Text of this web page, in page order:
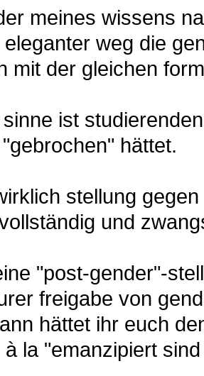
meines wissens
weg die
mit der gleichen
ist
hättet.
stellung
und
"post-gender"-
freigabe von
hättet ihr euch
la "emanzipiert